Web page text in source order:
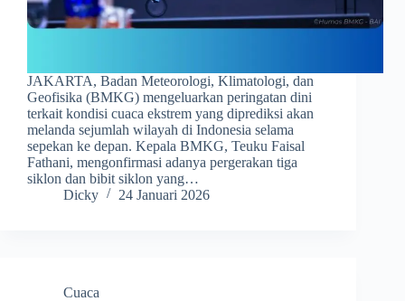
JAKARTA, Badan Meteorologi, Klimatologi, dan
Geofisika (BMKG) mengeluarkan peringatan dini
terkait kondisi cuaca ekstrem yang diprediksi akan
melanda sejumlah wilayah di Indonesia selama
sepekan ke depan. Kepala BMKG, Teuku Faisal
Fathani, mengonfirmasi adanya pergerakan tiga
siklon dan bibit siklon yang…
Dicky
24 Januari 2026
Cuaca